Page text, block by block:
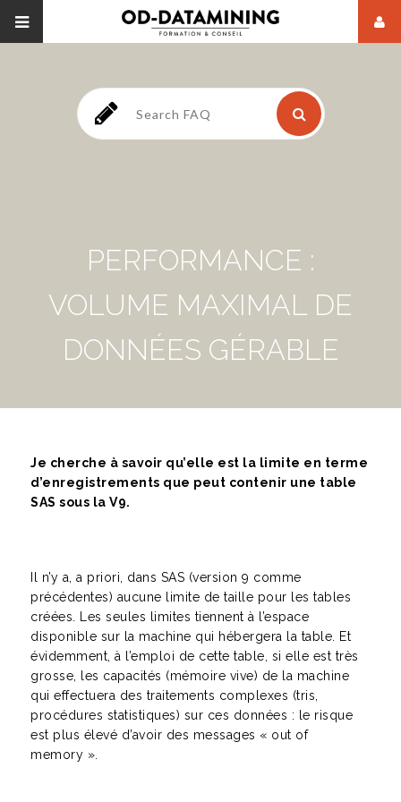
PERFORMANCE :
VOLUME MAXIMAL DE
DONNÉES GÉRABLE
Je cherche à savoir qu’elle est la limite en terme
d’enregistrements que peut contenir une table
SAS sous la V9.
Il n’y a, a priori, dans SAS (version 9 comme
précédentes) aucune limite de taille pour les tables
créées. Les seules limites tiennent à l’espace
disponible sur la machine qui hébergera la table. Et
évidemment, à l’emploi de cette table, si elle est très
grosse, les capacités (mémoire vive) de la machine
qui effectuera des traitements complexes (tris,
procédures statistiques) sur ces données : le risque
est plus élevé d’avoir des messages « out of
memory ».